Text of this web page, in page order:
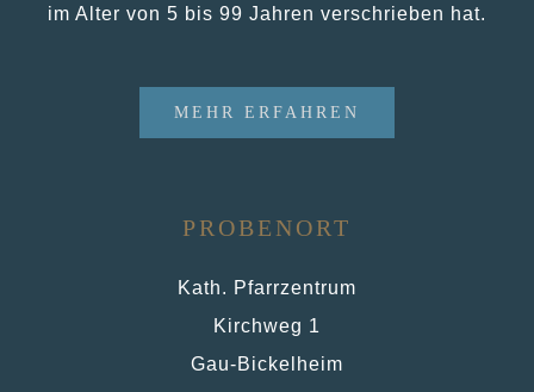
im Alter von 5 bis 99 Jahren verschrieben hat.
MEHR ERFAHREN
PROBENORT
Kath. Pfarrzentrum
Kirchweg 1
Gau-Bickelheim